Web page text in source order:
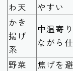
わ天
やすい
かき
揚げ
系
中温寄
ながら
野菜
焦げを